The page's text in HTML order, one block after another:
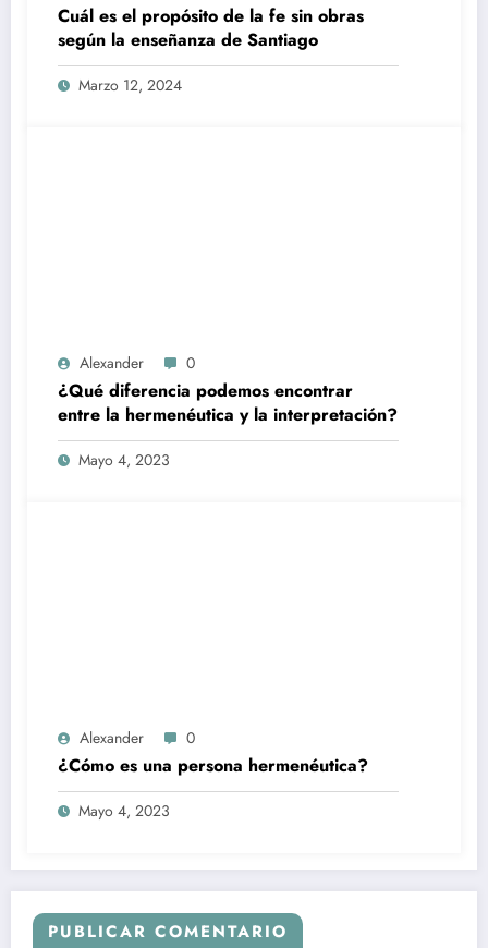
Cuál es el propósito de la fe sin obras
según la enseñanza de Santiago
Marzo 12, 2024
Alexander 0
¿Qué diferencia podemos encontrar
entre la hermenéutica y la interpretación?
Mayo 4, 2023
Alexander 0
¿Cómo es una persona hermenéutica?
Mayo 4, 2023
PUBLICAR COMENTARIO